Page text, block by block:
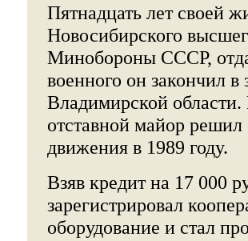
Пятнадцать лет своей
Новосибирского
Минобороны СССР,
военного он закончил
Владимирской области.
отставной майор решил
движения в 1989 году.
Взяв кредит на 17 000
зарегистрировал
оборудование и стал